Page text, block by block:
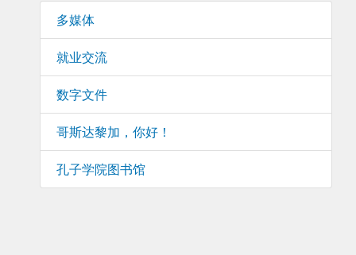
多媒体
就业交流
数字文件
哥斯达黎加，你好！
孔子学院图书馆